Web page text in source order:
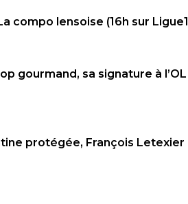
compo lensoise (16h sur
gourmand, sa signature à l’OL
protégée, François Letexier